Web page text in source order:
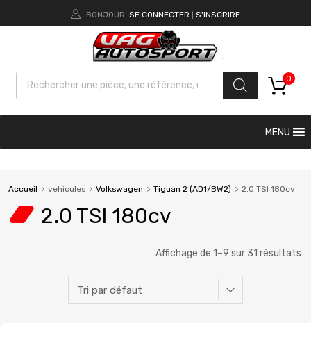
BONJOUR. SE CONNECTER S'INSCRIRE
0
MENU
Accueil vehicules Volkswagen Tiguan 2 (AD1/BW2) 2.0 TSI 180cv
2.0 TSI 180cv
Affichage de 1–9 sur 31 résultats